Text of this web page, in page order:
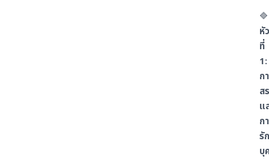
🔷
หั
ที่
1:
ก
ส
แ
ก
รั
บุ